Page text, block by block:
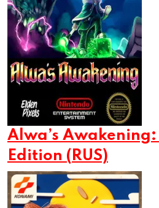
Alwa’s
Edition (RUS)